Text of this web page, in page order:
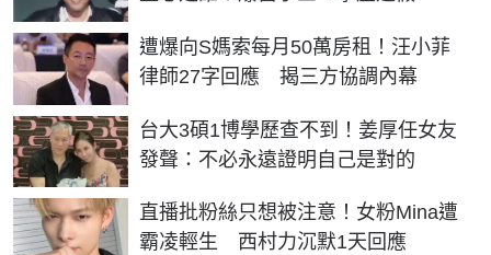
遭爆向S媽索每月50萬房租！汪小菲
律師27字回應 揭三方協調內幕
台大3碩1博學歷查不到！姜厚任女友
發聲：不必永遠證明自己是對的
直播批粉絲只想被注意！女粉Mina遭
霸凌輕生 西村力沉默1天回應